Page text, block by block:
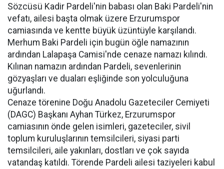
Sözcüsü Kadir Pardeli'nin babası olan Baki Pardeli'nin
vefatı, ailesi başta olmak üzere Erzurumspor
camiasında ve kentte büyük üzüntüyle karşılandı.
Merhum Baki Pardeli için bugün öğle namazının
ardından Lalapaşa Camisi'nde cenaze namazı kılındı.
Kılınan namazın ardından Pardeli, sevenlerinin
gözyaşları ve duaları eşliğinde son yolculuğuna
uğurlandı.
Cenaze törenine Doğu Anadolu Gazeteciler Cemiyeti
(DAGC) Başkanı Ayhan Türkez, Erzurumspor
camiasının önde gelen isimleri, gazeteciler, sivil
toplum kuruluşlarının temsilcileri, siyasi parti
temsilcileri, aile yakınları, dostları ve çok sayıda
vatandaş katıldı. Törende Pardeli ailesi taziyeleri kabul